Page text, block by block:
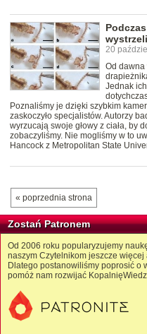
20
Od dawna
Jednak
Poznaliśmy je dzięki szybkim
zaskoczyło specjalistów. Autorzy
wyrzucają swoje głowy z ciała, by
zobaczyliśmy. Nie mogliśmy w to
Hancock z Metropolitan State
« poprzednia strona
Zostań Patronem
Od 2006 roku popularyzujemy
naszym Czytelnikom jeszcze
Dlatego postanowiliśmy poprosić o
pomóż nam rozwijać